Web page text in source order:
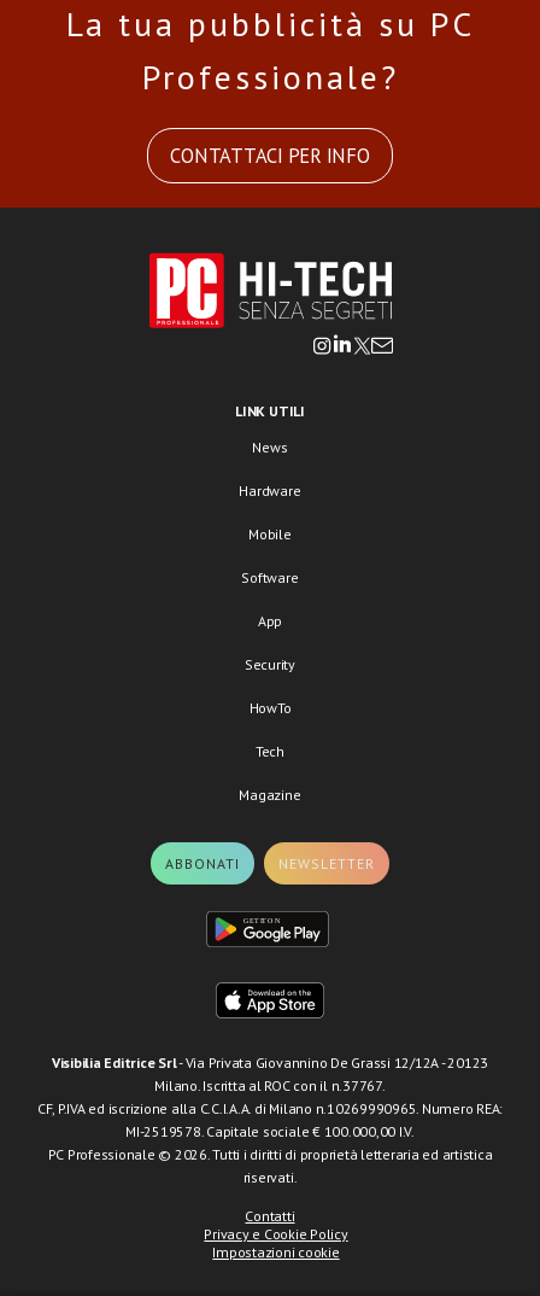
La tua pubblicità su PC
Professionale?
CONTATTACI PER INFO
LINK UTILI
News
Hardware
Mobile
Software
App
Security
HowTo
Tech
Magazine
ABBONATI NEWSLETTER
Visibilia Editrice Srl- Via Privata Giovannino De Grassi 12/12A - 20123
Milano. Iscritta al ROC con il n.37767.
CF, P.IVA ed iscrizione alla C.C.I.A.A. di Milano n.10269990965. Numero REA:
MI-2519578. Capitale sociale € 100.000,00 I.V.
PC Professionale © 2026. Tutti i diritti di proprietà letteraria ed artistica
riservati.
Contatti
Privacy e Cookie Policy
Impostazioni cookie